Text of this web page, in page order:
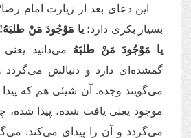
این دعاى بعد از زیارت امام رضا
بسیار بکرى دارد؛يا مَوْجُودَ مَنْ
يا مَوْجُودَ مَنْ طلبَهُ مى‌‌دانید
گمشده‌‌اى دارد و دنبالش مى‌‌گردد
مى‌‌گویند وجده. آن شیئى هم كه
موجود یعنى یافت شده، پیدا شده،
می‌گردد و آن را پیدای می‌کند.